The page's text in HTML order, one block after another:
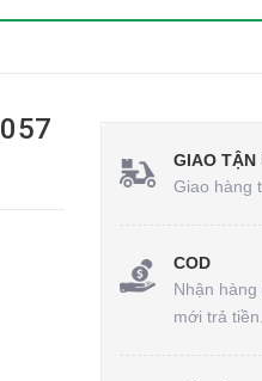
GIAO TẬN
Giao hàng
COD
Nhận
mới trả tiền.